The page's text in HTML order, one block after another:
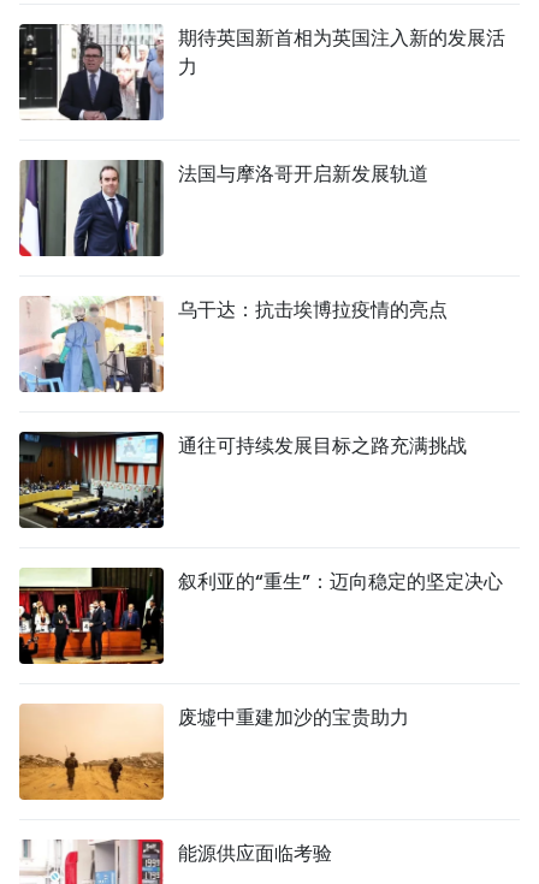
期待英国新首相为英国注入新的发展活
力
法国与摩洛哥开启新发展轨道
乌干达：抗击埃博拉疫情的亮点
通往可持续发展目标之路充满挑战
叙利亚的“重生”：迈向稳定的坚定决心
废墟中重建加沙的宝贵助力
能源供应面临考验